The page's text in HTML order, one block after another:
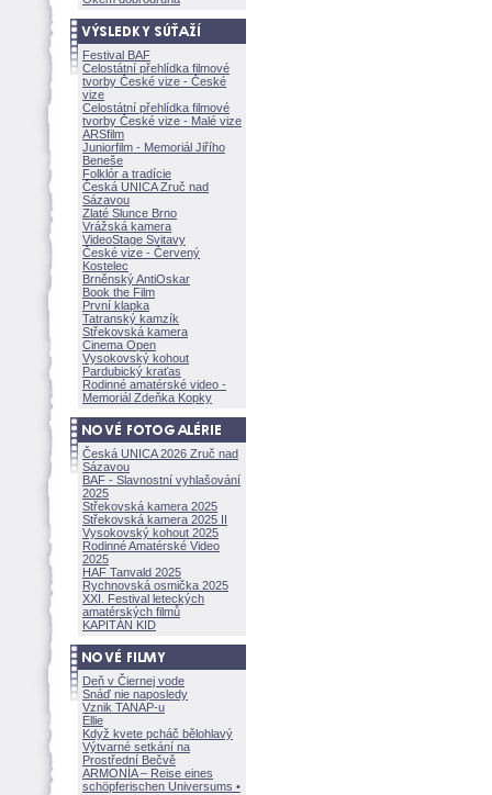
Festival BAF
Celostátní přehlídka filmové
tvorby České vize - České
vize
Celostátní přehlídka filmové
tvorby České vize - Malé vize
ARSfilm
Juniorfilm - Memoriál Jiřího
Beneše
Folklór a tradície
Česká UNICA Zruč nad
Sázavou
Zlaté Slunce Brno
Vrážská kamera
VideoStage Svitavy
České vize - Červený
Kostelec
Brněnský AntiOskar
Book the Film
První klapka
Tatranský kamzík
Střekovská kamera
Cinema Open
Vysokovský kohout
Pardubický kraťas
Rodinné amatérské video -
Memoriál Zdeňka Kopky
Česká UNICA 2026 Zruč nad
Sázavou
BAF - Slavnostní vyhlašování
2025
Střekovská kamera 2025
Střekovská kamera 2025 II
Vysokovský kohout 2025
Rodinné Amatérské Video
2025
HAF Tanvald 2025
Rychnovská osmička 2025
XXI. Festival leteckých
amatérských filmů
KAPITÁN KID
Deň v Čiernej vode
Snáď nie naposledy
Vznik TANAP-u
Ellie
Když kvete pcháč bělohlavý
Výtvarné setkání na
Prostřední Bečvě
ARMONÍA – Reise eines
schöpferischen Universums •